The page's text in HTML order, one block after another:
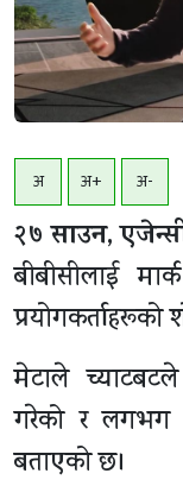
अ अ+ अ-
२७ साउन,
बीबीसीलाई
मेटाले
गरेको र लगभग
बताएको छ।